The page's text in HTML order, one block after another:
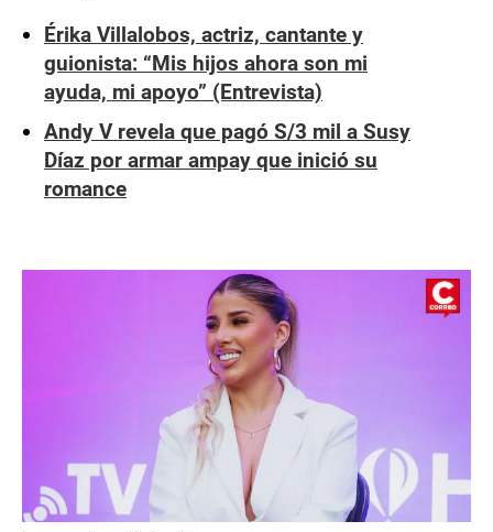
Érika Villalobos, actriz, cantante y
guionista: “Mis hijos ahora son mi
ayuda, mi apoyo” (Entrevista)
Andy V revela que pagó S/3 mil a Susy
Díaz por armar ampay que inició su
romance